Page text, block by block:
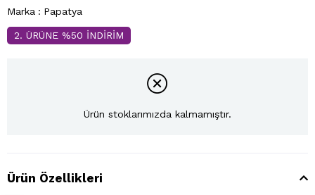
Marka : Papatya
2. ÜRÜNE %50 İNDİRİM
Ürün stoklarımızda kalmamıştır.
Ürün Özellikleri